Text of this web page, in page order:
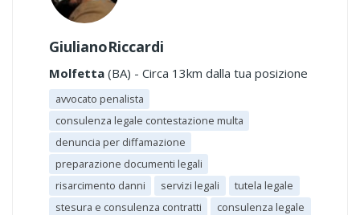
GiulianoRiccardi
Molfetta (BA) - Circa 13km dalla tua posizione
avvocato penalista
consulenza legale contestazione multa
denuncia per diffamazione
preparazione documenti legali
risarcimento danni
servizi legali
tutela legale
stesura e consulenza contratti
consulenza legale